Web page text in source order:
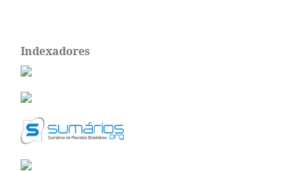
Indexadores